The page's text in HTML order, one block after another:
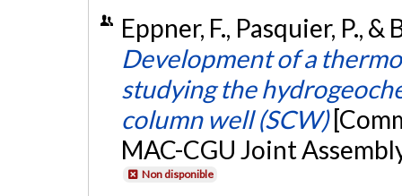
Eppner, F., Pasquier, P.,
Development of a
studying the
column well (SCW)
MAC-CGU Joint
Non disponible